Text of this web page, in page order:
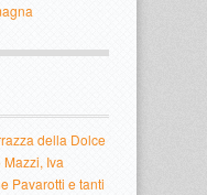
della Dolce
Iva
Pavarotti e tanti